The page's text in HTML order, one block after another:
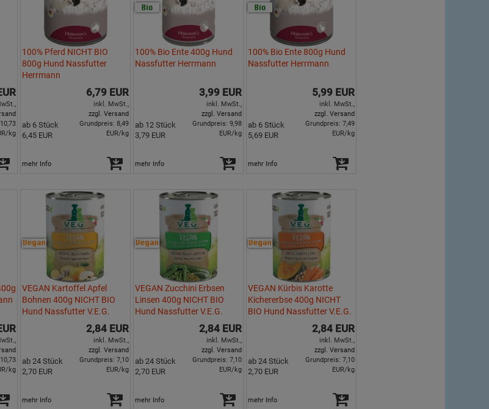
kg
100% Pferd NICHT BIO
800g Hund Nassfutter
Herrmann
6,79 EUR
inkl. MwSt.,
zzgl. Versand
ab 6 Stück
6,45 EUR
Grundpreis: 8,49
EUR/kg
mehr Info
100% Bio Ente 400g Hund
Nassfutter Herrmann
3,99 EUR
inkl. MwSt.,
zzgl. Versand
ab 12 Stück
3,79 EUR
Grundpreis: 9,98
EUR/kg
mehr Info
100% Bio Ente 800g Hund
Nassfutter Herrmann
5,99 EUR
inkl. MwSt.,
zzgl. Versand
ab 6 Stück
5,69 EUR
Grundpreis: 7,49
EUR/kg
mehr Info
kg
VEGAN Kartoffel Apfel
Bohnen 400g NICHT BIO
Hund Nassfutter V.E.G.
2,84 EUR
inkl. MwSt.,
zzgl. Versand
ab 24 Stück
2,70 EUR
Grundpreis: 7,10
EUR/kg
mehr Info
VEGAN Zucchini Erbsen
Linsen 400g NICHT BIO
Hund Nassfutter V.E.G.
2,84 EUR
inkl. MwSt.,
zzgl. Versand
ab 24 Stück
2,70 EUR
Grundpreis: 7,10
EUR/kg
mehr Info
VEGAN Kürbis Karotte
Kichererbse 400g NICHT
BIO Hund Nassfutter V.E.G.
2,84 EUR
inkl. MwSt.,
zzgl. Versand
ab 24 Stück
2,70 EUR
Grundpreis: 7,10
EUR/kg
mehr Info